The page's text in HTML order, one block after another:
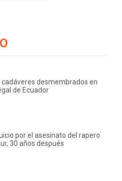
cadáveres desmembrados en
de Ecuador
por el asesinato del rapero
30 años después